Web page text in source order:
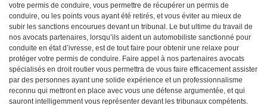
votre permis de conduire, vous permettre de récupérer un permis de
conduire, ou les points vous ayant été retirés, et vous éviter au mieux de
subir les sanctions encourues devant un tribunal. Le but ultime du travail de
nos avocats partenaires, lorsqu’ils aident un automobiliste sanctionné pour
conduite en état d’ivresse, est de tout faire pour obtenir une relaxe pour
protéger votre permis de conduire. Faire appel à nos partenaires avocats
spécialisés en droit routier vous permettra de vous faire efficacement assister
par des personnes ayant une solide expérience et un professionnalisme
reconnu qui mettront en place avec vous une défense argumentée, et qui
sauront intelligemment vous représenter devant les tribunaux compétents.